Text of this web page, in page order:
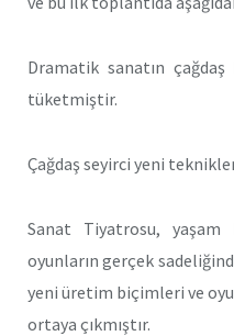
Dramatik sanatın
tü­ketmiştir.
Çağdaş seyirci yeni
Sanat Tiyatrosu,
oyunların gerçek
yeni üretim biçimleri ve
ortaya çıkmıştır.